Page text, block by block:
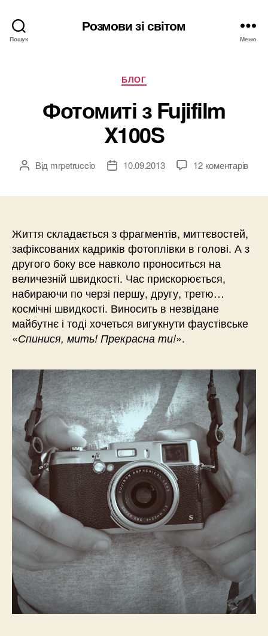
Пошук
Розмови зі світом
Меню
Категорії
БЛОГ
Фотомиті з Fujifilm
X100S
Автор
Від mrpetruccio
Дата10.09.2013 12 коментарів
Життя складається з фрагментів, миттєвостей,
зафіксованих кадриків фотоплівки в голові. А з
другого боку все навколо проноситься на
величезній швидкості. Час прискорюється,
набираючи по черзі першу, другу, третю…
космічні швидкості. Виносить в незвідане
майбутнє і тоді хочеться вигукнути фаустівське
«Спинися, мить! Прекрасна ти!».